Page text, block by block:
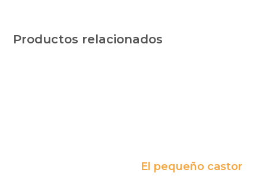
Productos relacionados
El pequeño castor